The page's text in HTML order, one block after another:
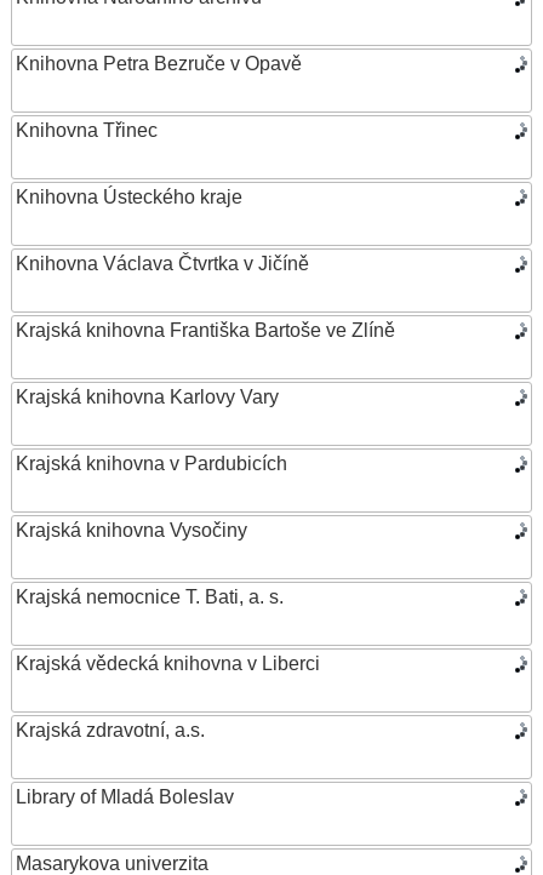
Knihovna Petra Bezruče v Opavě
Knihovna Třinec
Knihovna Ústeckého kraje
Knihovna Václava Čtvrtka v Jičíně
Krajská knihovna Františka Bartoše ve Zlíně
Krajská knihovna Karlovy Vary
Krajská knihovna v Pardubicích
Krajská knihovna Vysočiny
Krajská nemocnice T. Bati, a. s.
Krajská vědecká knihovna v Liberci
Krajská zdravotní, a.s.
Library of Mladá Boleslav
Masarykova univerzita